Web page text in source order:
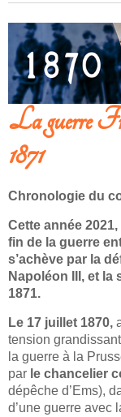
La guerre
1871
Chronologie du
Cette année
fin de la guerre
s’achève par la
Napoléon III, et la
1871.
Le 17 juillet 1870,
tension
la guerre à la
par le chancelier
dépêche d’Ems),
d’une guerre avec